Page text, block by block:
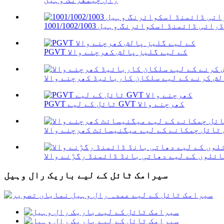
ڈرائی ڈائمنڈ اسکوائرنگ وہیل 1001/1002/1003
PGVT کے لیے گلیز پالش کھرچنے والا
PGVT ٹائل کے لیے GVT کھرچنے والا
ٹائل چمکانے کے لیے میگنیسائٹ کھرچنے والا
کے لیے دھاتی بانڈ ڈائمنڈ رگڑنے والا
سیرامک ٹائل کے لیے باریک رال وہیل